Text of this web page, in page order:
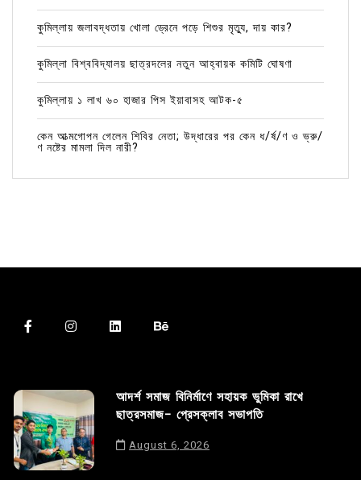
কুমিল্লায় জলাবদ্ধতায় খোলা ড্রেনে পড়ে শিশুর মৃত্যু, দায় কার?
কুমিল্লা বিশ্ববিদ্যালয় ছাত্রদলের নতুন আহ্বায়ক কমিটি ঘোষণা
কুমিল্লায় ১ লাখ ৬০ হাজার পিস ইয়াবাসহ আটক-৫
কেন আত্মগোপন গেলেন শিবির নেতা; উদ্ধারের পর কেন ধ/র্ষ/ণ ও ভ্রু/
ণ নষ্টের মামলা দিল নারী?
আদর্শ সমাজ বিনির্মাণে সহায়ক ভুমিকা রাখে
ছাত্রসমাজ- প্রেসক্লাব সভাপতি
August 6, 2026